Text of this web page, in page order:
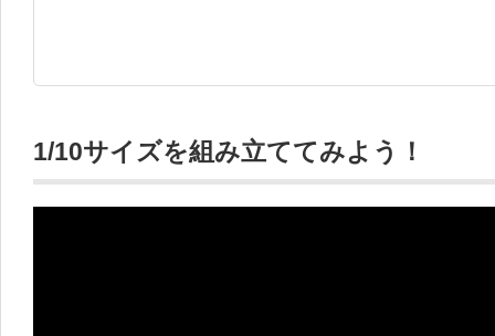
1/10サイズを組み立ててみよう！